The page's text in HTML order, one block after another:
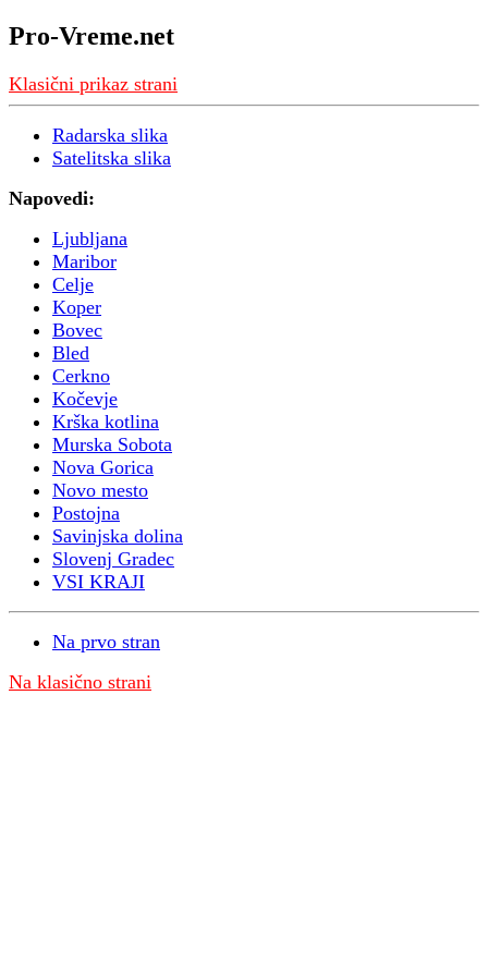
Pro-Vreme.net
Klasični prikaz strani
Radarska slika
Satelitska slika
Napovedi:
Ljubljana
Maribor
Celje
Koper
Bovec
Bled
Cerkno
Kočevje
Krška kotlina
Murska Sobota
Nova Gorica
Novo mesto
Postojna
Savinjska dolina
Slovenj Gradec
VSI KRAJI
Na prvo stran
Na klasično strani